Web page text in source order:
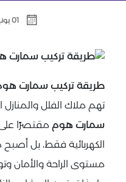
01 يونيو 2026
طريقة تركيب سمارت
تهم ملاك الفلل
سمارت هوم مقتصرًا على
الكهربائية فقط، بل
مستوى الراحة والأمان